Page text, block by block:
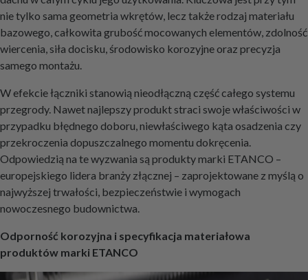
nie tylko sama geometria wkrętów, lecz także rodzaj materiału
bazowego, całkowita grubość mocowanych elementów, zdolność
wiercenia, siła docisku, środowisko korozyjne oraz precyzja
samego montażu.
W efekcie łączniki stanowią nieodłączną część całego systemu
przegrody. Nawet najlepszy produkt straci swoje właściwości w
przypadku błędnego doboru, niewłaściwego kąta osadzenia czy
przekroczenia dopuszczalnego momentu dokręcenia.
Odpowiedzią na te wyzwania są produkty marki ETANCO –
europejskiego lidera branży złącznej – zaprojektowane z myślą o
najwyższej trwałości, bezpieczeństwie i wymogach
nowoczesnego budownictwa.
Odporność korozyjna i specyfikacja materiałowa
produktów marki ETANCO